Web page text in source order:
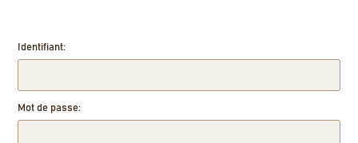
Identifiant:
Mot de passe: